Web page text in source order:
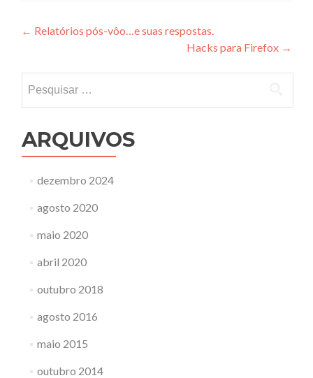
Navegação
Post
← Relatórios pós-vôo…e suas respostas.
Hacks para Firefox →
por:
ARQUIVOS
dezembro 2024
agosto 2020
maio 2020
abril 2020
outubro 2018
agosto 2016
maio 2015
outubro 2014